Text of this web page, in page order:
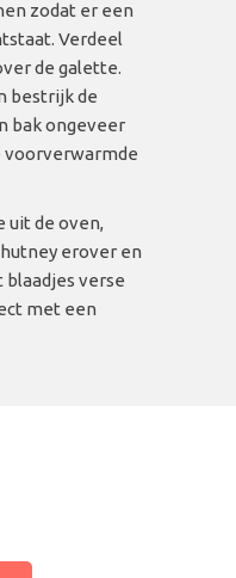
zodat er een
Verdeel
de galette.
bestrijk de
bak ongeveer
voorverwarmde
uit de oven,
erover en
blaadjes verse
met een